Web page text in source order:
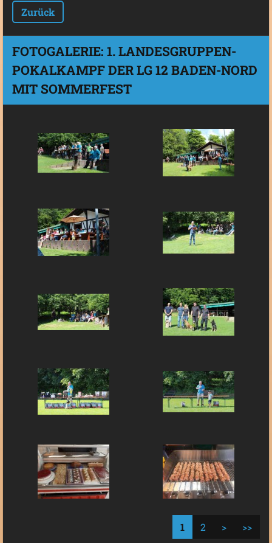
Zurück
FOTOGALERIE: 1. LANDESGRUPPEN-
POKALKAMPF DER LG 12 BADEN-NORD
MIT SOMMERFEST
1 2 > >>